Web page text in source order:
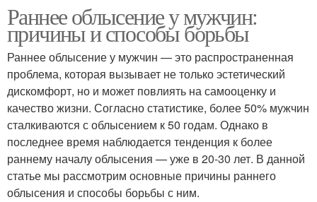
Раннее облысение у мужчин:
причины и способы борьбы
Раннее облысение у мужчин — это распространенная
проблема, которая вызывает не только эстетический
дискомфорт, но и может повлиять на самооценку и
качество жизни. Согласно статистике, более 50% мужчин
сталкиваются с облысением к 50 годам. Однако в
последнее время наблюдается тенденция к более
раннему началу облысения — уже в 20-30 лет. В данной
статье мы рассмотрим основные причины раннего
облысения и способы борьбы с ним.